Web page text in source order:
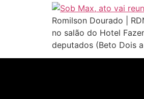
Romilson Dourado |
no salão do Hotel
deputados (Beto Dois